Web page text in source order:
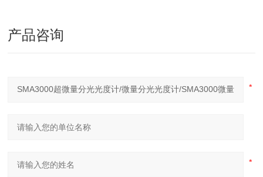
产品咨询